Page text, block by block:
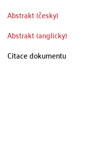
Abstrakt (česky)
Abstrakt (anglicky)
Citace dokumentu